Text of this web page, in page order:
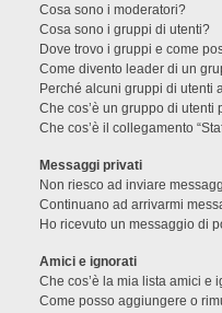
Cosa sono i moderatori?
Cosa sono i gruppi di utenti?
Dove trovo i gruppi e come
Come divento leader di un
Perché alcuni gruppi di utenti
Che cos’è un gruppo di utenti
Che cos’è il collegamento
Messaggi privati
Non riesco ad inviare
Continuano ad arrivarmi
Ho ricevuto un messaggio di
Amici e ignorati
Che cos’è la mia lista amici e
Come posso aggiungere o